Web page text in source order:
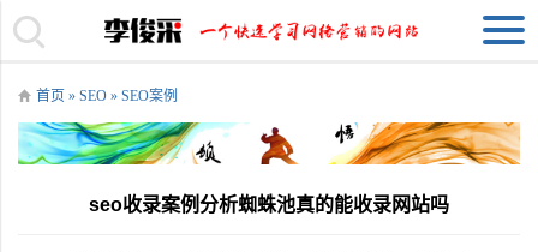
首页 » SEO » SEO案例
seo收录案例分析蜘蛛池真的能收录网站吗